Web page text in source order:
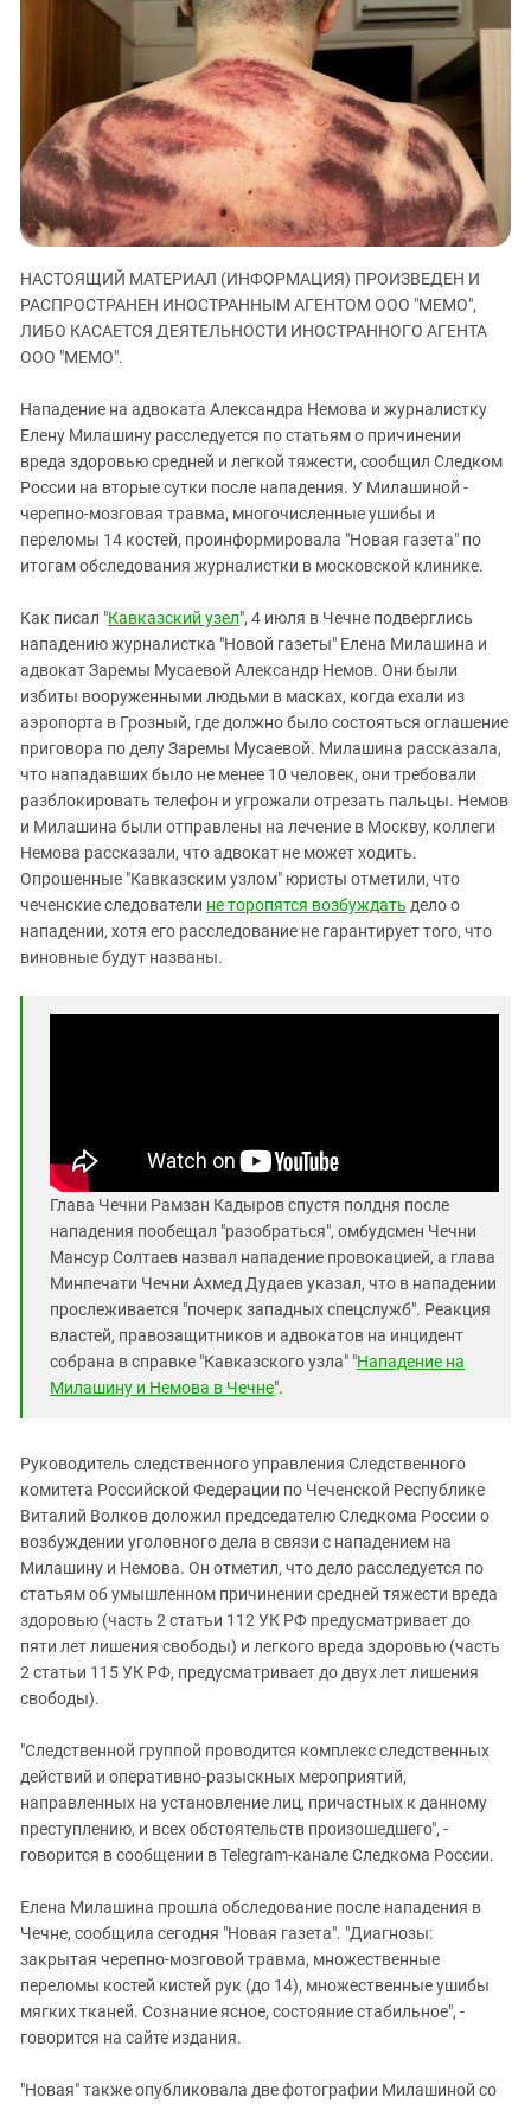
ЗАСТАВЛЯЕТ
КАВКАЗ ЗА ПАЛЕСТИНУ
ИНАКОМЫСЛИЕ В ЧЕЧНЕ
ПРЕСЛЕДОВАНИЕ АКТИВИСТОВ
МОБИЛИЗАЦИЯ И ПРОТЕСТЫ
Кабардино-Балкария
Калмыкия
Карачаево-Черкесия
Краснодарский край
Нагорный Карабах
Российская Федерация
Ростовская область
Северная Осетия - Алания
Чечня
Южная Осетия
Южный Кавказ
ЮФО
НАСТОЯЩИЙ МАТЕРИАЛ (ИНФОРМАЦИЯ) ПРОИЗВЕДЕН И
РАСПРОСТРАНЕН ИНОСТРАННЫМ АГЕНТОМ ООО "МЕМО",
ЛИБО КАСАЕТСЯ ДЕЯТЕЛЬНОСТИ ИНОСТРАННОГО АГЕНТА
ООО "МЕМО".
Нападение на адвоката Александра Немова и журналистку
Елену Милашину расследуется по статьям о причинении
вреда здоровью средней и легкой тяжести, сообщил Следком
России на вторые сутки после нападения. У Милашиной -
черепно-мозговая травма, многочисленные ушибы и
переломы 14 костей, проинформировала "Новая газета" по
итогам обследования журналистки в московской клинике.
Как писал "Кавказский узел", 4 июля в Чечне подверглись
нападению журналистка "Новой газеты" Елена Милашина и
адвокат Заремы Мусаевой Александр Немов. Они были
избиты вооруженными людьми в масках, когда ехали из
аэропорта в Грозный, где должно было состояться оглашение
приговора по делу Заремы Мусаевой. Милашина рассказала,
что нападавших было не менее 10 человек, они требовали
разблокировать телефон и угрожали отрезать пальцы. Немов
и Милашина были отправлены на лечение в Москву, коллеги
Немова рассказали, что адвокат не может ходить.
Опрошенные "Кавказским узлом" юристы отметили, что
чеченские следователи не торопятся возбуждать дело о
нападении, хотя его расследование не гарантирует того, что
виновные будут названы.
Глава Чечни Рамзан Кадыров спустя полдня после
нападения пообещал "разобраться", омбудсмен Чечни
Мансур Солтаев назвал нападение провокацией, а глава
Минпечати Чечни Ахмед Дудаев указал, что в нападении
прослеживается "почерк западных спецслужб". Реакция
властей, правозащитников и адвокатов на инцидент
собрана в справке "Кавказского узла" "Нападение на
Милашину и Немова в Чечне".
Руководитель следственного управления Следственного
комитета Российской Федерации по Чеченской Республике
Виталий Волков доложил председателю Следкома России о
возбуждении уголовного дела в связи с нападением на
Милашину и Немова. Он отметил, что дело расследуется по
статьям об умышленном причинении средней тяжести вреда
здоровью (часть 2 статьи 112 УК РФ предусматривает до
пяти лет лишения свободы) и легкого вреда здоровью (часть
2 статьи 115 УК РФ, предусматривает до двух лет лишения
свободы).
"Следственной группой проводится комплекс следственных
действий и оперативно-разыскных мероприятий,
направленных на установление лиц, причастных к данному
преступлению, и всех обстоятельств произошедшего", -
говорится в сообщении в Telegram-канале Следкома России.
Елена Милашина прошла обследование после нападения в
Чечне, сообщила сегодня "Новая газета". "Диагнозы:
закрытая черепно-мозговой травма, множественные
переломы костей кистей рук (до 14), множественные ушибы
мягких тканей. Сознание ясное, состояние стабильное", -
говорится на сайте издания.
"Новая" также опубликовала две фотографии Милашиной со